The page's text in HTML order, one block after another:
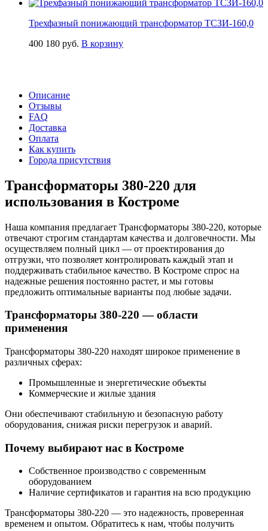
Трехфазный понижающий трансформатор ТСЗИ-160,0
400 180 руб. В корзину
Описание
Отзывы
FAQ
Доставка
Оплата
Как купить
Города присутствия
Трансформаторы 380-220 для
использования в Костроме
Наша компания предлагает Трансформаторы 380-220, которые
отвечают строгим стандартам качества и долговечности. Мы
осуществляем полный цикл — от проектирования до
отгрузки, что позволяет контролировать каждый этап и
поддерживать стабильное качество. В Костроме спрос на
надежные решения постоянно растет, и мы готовы
предложить оптимальные варианты под любые задачи.
Трансформаторы 380-220 — области
применения
Трансформаторы 380-220 находят широкое применение в
различных сферах:
Промышленные и энергетические объекты
Коммерческие и жилые здания
Они обеспечивают стабильную и безопасную работу
оборудования, снижая риски перегрузок и аварий.
Почему выбирают нас в Костроме
Собственное производство с современным
оборудованием
Наличие сертификатов и гарантия на всю продукцию
Трансформаторы 380-220 — это надежность, проверенная
временем и опытом. Обратитесь к нам, чтобы получить